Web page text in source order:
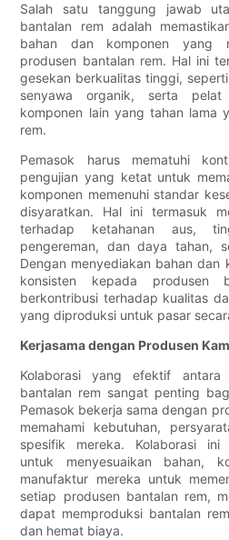
Salah satu tanggung jawab
bantalan rem adalah
bahan dan komponen yang
produsen bantalan rem. Hal ini
gesekan berkualitas tinggi,
senyawa organik, serta
komponen lain yang tahan lama
rem.
Pemasok harus mematuhi
pengujian yang ketat untuk
komponen memenuhi standar
disyaratkan. Hal ini termasuk
terhadap ketahanan aus,
pengereman, dan daya tahan,
Dengan menyediakan bahan dan
konsisten kepada produsen
berkontribusi terhadap kualitas
yang diproduksi untuk pasar
Kerjasama dengan Produsen
Kolaborasi yang efektif antara
bantalan rem sangat penting
Pemasok bekerja sama dengan
memahami kebutuhan,
spesifik mereka. Kolaborasi ini
untuk menyesuaikan bahan,
manufaktur mereka untuk
setiap produsen bantalan rem,
dapat memproduksi bantalan
dan hemat biaya.